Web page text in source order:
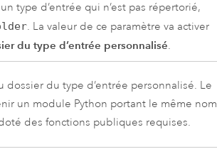
type d’entrée qui n’est pas répertorié,
. La valeur de ce paramètre va activer
du type d’entrée personnalisé.
dossier du type d’entrée personnalisé. Le
un module Python portant le même nom
des fonctions publiques requises.